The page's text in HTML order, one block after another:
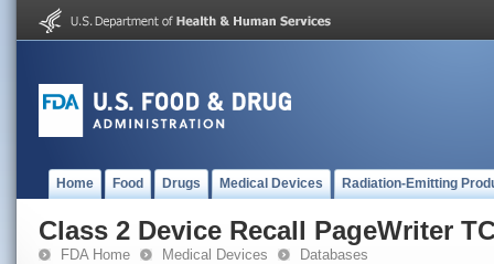
Home Food Drugs Medical Devices Radiation-Emitting
Class 2 Device Recall PageWriter
FDA Home Medical Devices Databases